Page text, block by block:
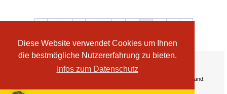
Diese Website verwendet Cookies um Ihnen
die bestmögliche Nutzererfahrung zu bieten.
Infos zum Datenschutz
Wir liefern kostenlos ab EUR 50,- Bestellwert nach Österreich und Deutschland.